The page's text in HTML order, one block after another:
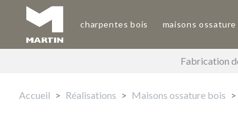
contenu
principal
charpentes bois maisons ossature
Main navigation
Fabrication
Accueil Réalisations Maisons ossature bois